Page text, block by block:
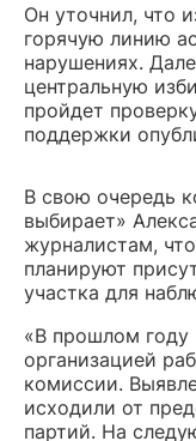
Он уточнил, что
горячую линию
нарушениях.
центральную
пройдет
поддержки
В свою очередь
выбирает»
журналистам,
планируют
участка для
«В прошлом
организацией
комиссии.
исходили от
партий. На